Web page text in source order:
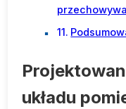
układu